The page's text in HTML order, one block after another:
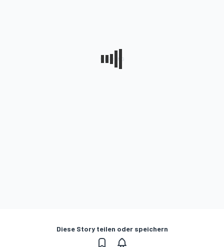
Diese Story teilen oder speichern